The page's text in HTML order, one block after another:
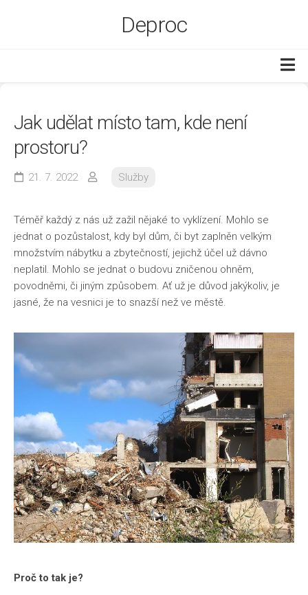
Deproc
Ekonomika
Služby
Web
Jak udělat místo tam, kde není
prostoru?
21. 7. 2022 Služby
Téměř každý z nás už zažil nějaké to vyklízení. Mohlo se
jednat o pozůstalost, kdy byl dům, či byt zaplněn velkým
množstvím nábytku a zbytečností, jejichž účel už dávno
neplatil. Mohlo se jednat o budovu zničenou ohněm,
povodněmi, či jiným způsobem. Ať už je důvod jakýkoliv, je
jasné, že na vesnici je to snazší než ve městě.
Proč to tak je?